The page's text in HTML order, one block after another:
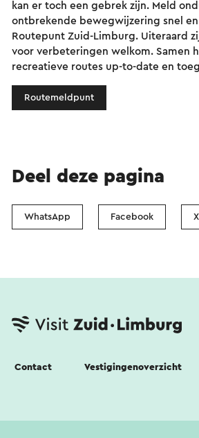
kan er toch een gebrek zijn. Meld
ontbrekende bewegwijzering snel
Routepunt Zuid-Limburg. Uiteraard
voor verbeteringen welkom. Samen
recreatieve routes up-to-date en
Routemeldpunt
Deel deze pagina
WhatsApp Facebook X
Contact Vestigingenoverzicht